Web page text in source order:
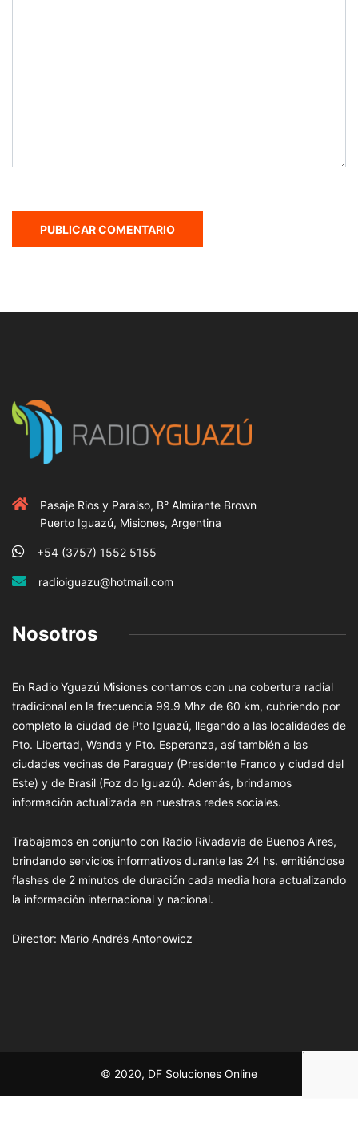
Pasaje Rios y Paraiso, B° Almirante Brown
Puerto Iguazú, Misiones, Argentina
+54 (3757) 1552 5155
radioiguazu@hotmail.com
Nosotros
En Radio Yguazú Misiones contamos con una cobertura radial
tradicional en la frecuencia 99.9 Mhz de 60 km, cubriendo por
completo la ciudad de Pto Iguazú, llegando a las localidades de
Pto. Libertad, Wanda y Pto. Esperanza, así también a las
ciudades vecinas de Paraguay (Presidente Franco y ciudad del
Este) y de Brasil (Foz do Iguazú). Además, brindamos
información actualizada en nuestras redes sociales.
Trabajamos en conjunto con Radio Rivadavia de Buenos Aires,
brindando servicios informativos durante las 24 hs. emitiéndose
flashes de 2 minutos de duración cada media hora actualizando
la información internacional y nacional.
Director: Mario Andrés Antonowicz
© 2020, DF Soluciones Online